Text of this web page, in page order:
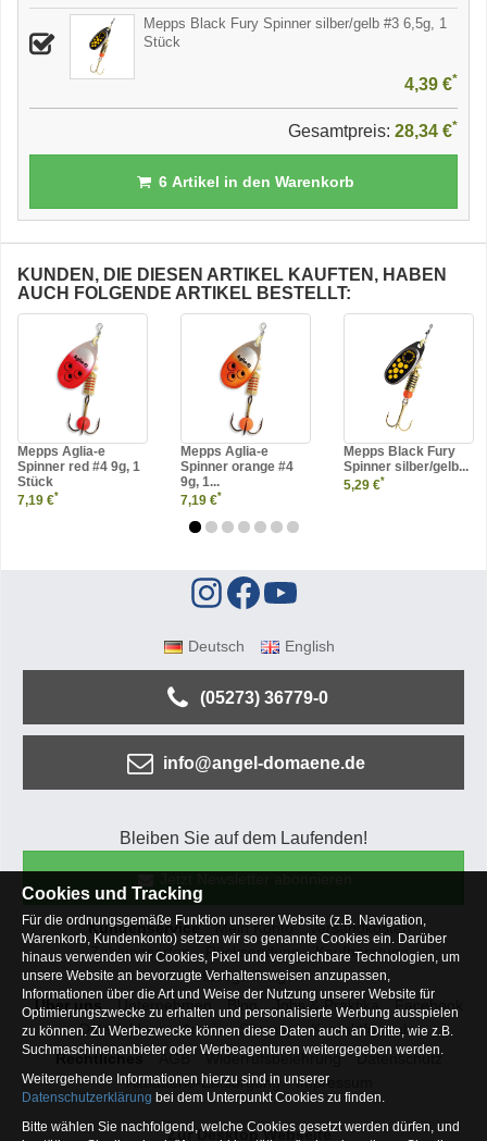
Mepps Black Fury Spinner silber/gelb #3 6,5g, 1
Stück
4,39 €*
Gesamtpreis: 28,34 €*
6Artikel in den Warenkorb
KUNDEN, DIE DIESEN ARTIKEL KAUFTEN, HABEN
AUCH FOLGENDE ARTIKEL BESTELLT:
Mepps Aglia-e
Spinner red #4 9g, 1
Stück
7,19 €*
Mepps Aglia-e
Spinner orange #4
9g, 1...
7,19 €*
Mepps Black Fury
Spinner silber/gelb...
5,29 €*
Deutsch English
(05273) 36779-0
info@angel-domaene.de
Bleiben Sie auf dem Laufenden!
Kundenservice Mein Konto
Versandkosten
Zahlungsarten
Rücksendung
Kaufberatung
Häufige Fragen
Über uns
Unternehmen Blog Jobs & Praktika
Facebook
Osterfeldsee
Archiv Sitemap
Kontaktformular
Rechtliches
AGB Widerrufsbelehrung
Datenschutz
Altbatterie-Entsorgung
Impressum
Zur Desktop Webseite
Cookies und Tracking
Für die ordnungsgemäße Funktion unserer Website (z.B. Navigation,
Warenkorb, Kundenkonto) setzen wir so genannte Cookies ein. Darüber
hinaus verwenden wir Cookies, Pixel und vergleichbare Technologien, um
unsere Website an bevorzugte Verhaltensweisen anzupassen,
Informationen über die Art und Weise der Nutzung unserer Website für
Optimierungszwecke zu erhalten und personalisierte Werbung ausspielen
zu können. Zu Werbezwecke können diese Daten auch an Dritte, wie z.B.
Suchmaschinenanbieter oder Werbeagenturen weitergegeben werden.
Weitergehende Informationen hierzu sind in unserer
Datenschutzerklärung bei dem Unterpunkt Cookies zu finden.
Bitte wählen Sie nachfolgend, welche Cookies gesetzt werden dürfen, und